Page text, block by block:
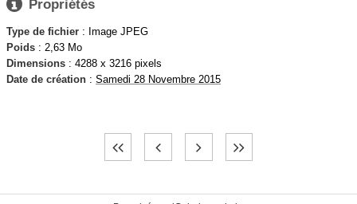
 Propriétés
Type de fichier : Image JPEG
Poids : 2,63 Mo
Dimensions : 4288 x 3216 pixels
Date de création : Samedi 28 Novembre 2015